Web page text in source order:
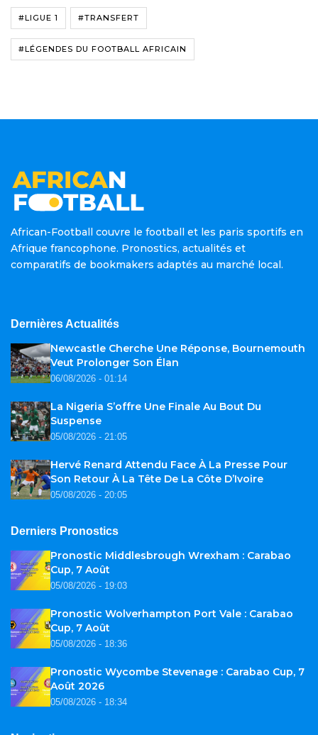
#LIGUE 1 #TRANSFERT
#LÉGENDES DU FOOTBALL AFRICAIN
African-Football couvre le football et les paris sportifs en
Afrique francophone. Pronostics, actualités et
comparatifs de bookmakers adaptés au marché local.
Dernières Actualités
Newcastle Cherche Une Réponse, Bournemouth
Veut Prolonger Son Élan
06/08/2026 - 01:14
La Nigeria S’offre Une Finale Au Bout Du
Suspense
05/08/2026 - 21:05
Hervé Renard Attendu Face À La Presse Pour
Son Retour À La Tête De La Côte D’Ivoire
05/08/2026 - 20:05
Derniers Pronostics
Pronostic Middlesbrough Wrexham : Carabao
Cup, 7 Août
05/08/2026 - 19:03
Pronostic Wolverhampton Port Vale : Carabao
Cup, 7 Août
05/08/2026 - 18:36
Pronostic Wycombe Stevenage : Carabao Cup, 7
Août 2026
05/08/2026 - 18:34